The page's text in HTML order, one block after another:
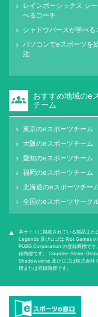
keyboard_arrow_right
レインボーシックス シ
べるコーチ
keyboard_arrow_right シャドウバースが学べる
keyboard_arrow_right
パソコンでeスポーツを
法
groups
おすすめ地域のe
チーム
keyboard_arrow_right 東京のeスポーツチーム
keyboard_arrow_right 大阪のeスポーツチーム
keyboard_arrow_right 愛知のeスポーツチーム
keyboard_arrow_right 福岡のeスポーツチーム
keyboard_arrow_right 北海道のeスポーツチー
keyboard_arrow_right 全国のeスポーツサーク
warning
本サイトに掲載されている製品ま
Legends 及びロゴは Riot Games の
PUBG Corporation の登録商標で
録商標です。 Counter-Strike:
Shadowverse 及びロゴは株式会社
標または登録商標です。